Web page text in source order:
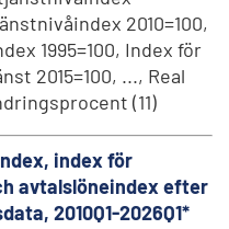
2010=100,
1995=100, Index för
2015=100, ..., Real
(11)
index för
avtalslöneindex efter
2010Q1-2026Q1*